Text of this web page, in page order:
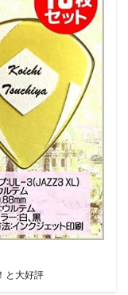
と大好評